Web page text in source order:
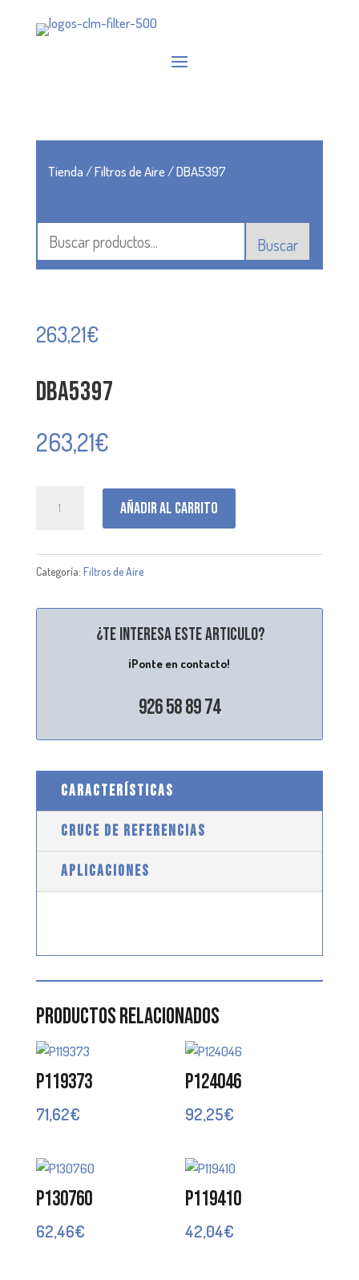
Tienda/Filtros de Aire/ DBA5397
Buscar
263,21€
DBA5397
263,21€
Añadir al carrito
Categoría: Filtros de Aire
¿Te interesa este articulo?
¡Ponte en contacto!
926 58 89 74
CARACTERÍSTICAS
CRUCE DE REFERENCIAS
APLICACIONES
Productos relacionados
P119373
71,62€
P124046
92,25€
P130760
62,46€
P119410
42,04€